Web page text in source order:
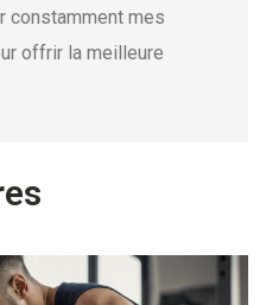
constamment mes
offrir la meilleure